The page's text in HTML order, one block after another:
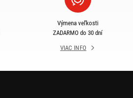
Výmena veľkosti
ZADARMO do 30 dní
VIAC INFO